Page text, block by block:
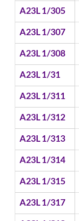
A23L 1/305
A23L 1/307
A23L 1/308
A23L 1/31
A23L 1/311
A23L 1/312
A23L 1/313
A23L 1/314
A23L 1/315
A23L 1/317